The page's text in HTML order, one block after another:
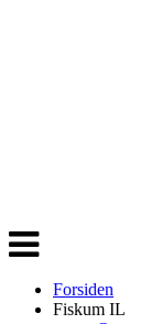
Veksle
navigasjon
Forsiden
Fiskum IL